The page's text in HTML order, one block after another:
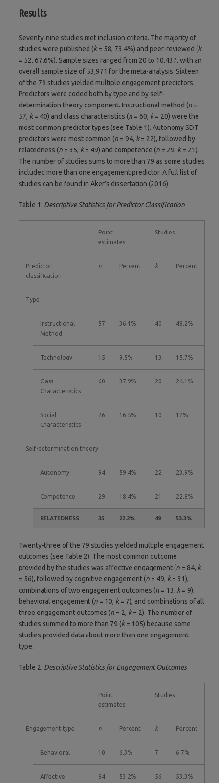
Results
Seventy-nine studies met inclusion criteria. The majority of
studies were published (k= 58, 73.4%) and peer-reviewed (k
= 52, 67.6%). Sample sizes ranged from 20 to 10,437, with an
overall sample size of 53,971 for the meta-analysis. Sixteen
of the 79 studies yielded multiple engagement predictors.
Predictors were coded both by type and by self-
determination theory component. Instructional method (n =
57, k= 40) and class characteristics (n = 60, k= 20) were the
most common predictor types (see Table 1). Autonomy SDT
predictors were most common (n = 94, k= 22), followed by
relatedness (n = 35, k= 49) and competence (n = 29, k= 21).
The number of studies sums to more than 79 as some studies
included more than one engagement predictor. A full list of
studies can be found in Aker’s dissertation (2016).
Table 1: Descriptive Statistics for Predictor Classification
Point
estimates
Studies
Predictor
classification
n Percent k Percent
Type
Instructional
Method
57 36.1% 40 48.2%
Technology 15 9.5% 13 15.7%
Class
Characteristics
60 37.9% 20 24.1%
Social
Characteristics
26 16.5% 10 12%
Self-determination theory
Autonomy 94 59.4% 22 23.9%
Competence 29 18.4% 21 22.8%
RELATEDNESS 35 22.2% 49 53.3%
Twenty-three of the 79 studies yielded multiple engagement
outcomes (see Table 2). The most common outcome
provided by the studies was affective engagement (n = 84, k
= 56), followed by cognitive engagement (n = 49, k= 31),
combinations of two engagement outcomes (n = 13, k= 9),
behavioral engagement (n = 10, k= 7), and combinations of all
three engagement outcomes (n = 2, k= 2). The number of
studies summed to more than 79 (k= 105) because some
studies provided data about more than one engagement
type.
Table 2: Descriptive Statistics for Engagement Outcomes
Point
estimates
Studies
Engagement type n Percent k Percent
Behavioral 10 6.3% 7 6.7%
Affective 84 53.2% 56 53.3%